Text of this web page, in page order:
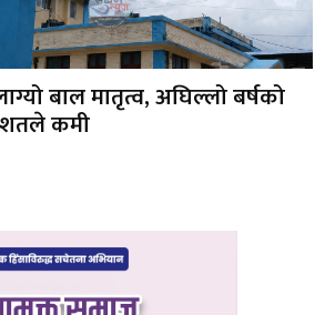
बाल मातृत्व, अघिल्लो बर्षको
कमी